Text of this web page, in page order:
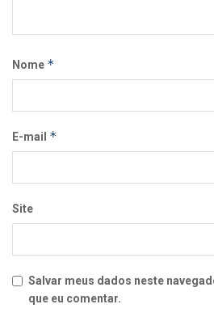
Nome *
E-mail *
Site
Salvar meus dados neste
que eu comentar.